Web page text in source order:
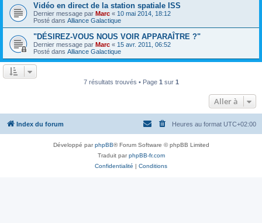
Vidéo en direct de la station spatiale ISS
Dernier message par Marc « 10 mai 2014, 18:12
Posté dans Alliance Galactique
"DÉSIREZ-VOUS NOUS VOIR APPARAÎTRE ?"
Dernier message par Marc « 15 avr. 2011, 06:52
Posté dans Alliance Galactique
7 résultats trouvés • Page 1 sur 1
Aller à
Index du forum Heures au format UTC+02:00
Développé parphpBB® Forum Software © phpBB Limited
Traduit parphpBB-fr.com
Confidentialité | Conditions